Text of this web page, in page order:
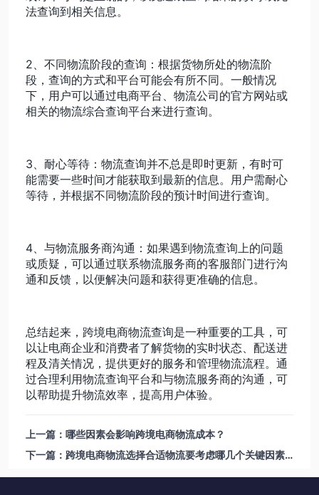
法查询到相关信息。
2、不同物流阶段的查询：根据货物所处的物流阶
段，查询的方式和平台可能会有所不同。一般情况
下，用户可以通过电商平台、物流公司的官方网站或
相关的物流综合查询平台来进行查询。
3、耐心等待：物流查询并不总是即时更新，有时可
能需要一些时间才能获取到最新的信息。用户需耐心
等待，并根据不同物流阶段的预计时间进行查询。
4、与物流服务商沟通：如果遇到物流查询上的问题
或质疑，可以通过联系物流服务商的客服部门进行沟
通和反馈，以便解决问题和获得更准确的信息。
总结起来，跨境电商物流查询是一种重要的工具，可
以让电商企业和消费者了解货物的实时状态、配送进
程及清关情况，提供更好的服务和管理物流流程。通
过合理利用物流查询平台和与物流服务商的沟通，可
以帮助提升物流效率，提高用户体验。
上一篇：哪些因素会影响跨境电商物流成本？
下一篇：跨境电商物流选择合适物流要考虑哪几个关键因素？